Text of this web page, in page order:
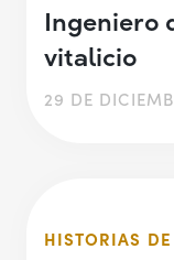
Ingeniero
vitalicio
29 DE
HISTORIAS